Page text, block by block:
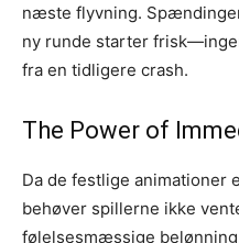
næste flyvning.
ny runde starter
fra en tidligere crash.
The Power of
Da de festlige animationer
behøver spillerne ikke
følelsesmæssige